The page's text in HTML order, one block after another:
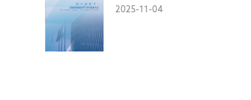
2025-11-04